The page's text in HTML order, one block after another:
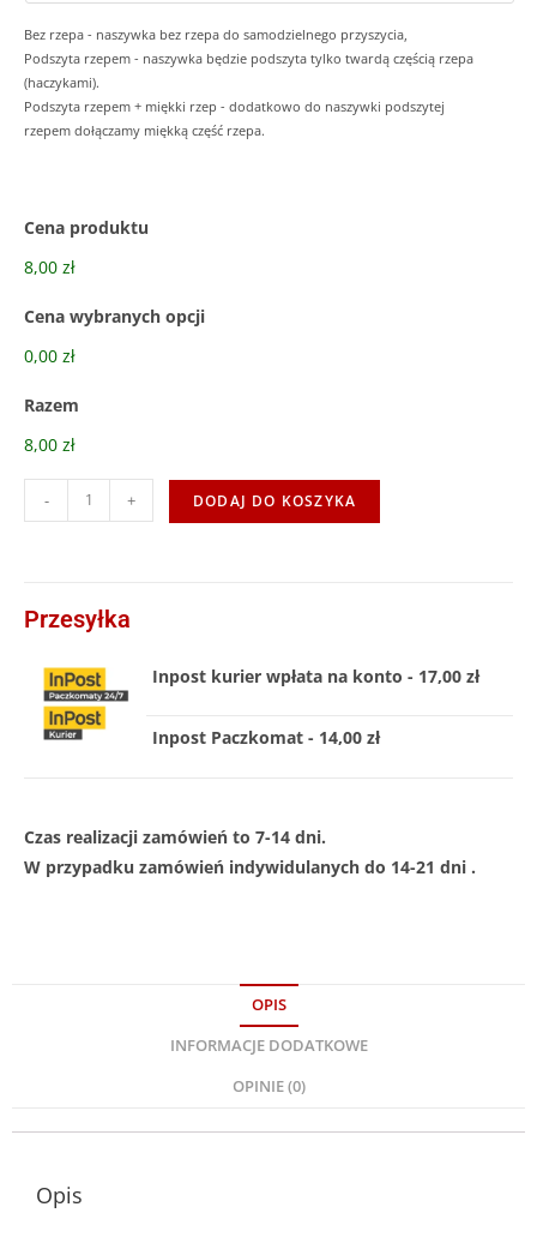
Bez rzepa - naszywka bez rzepa do samodzielnego przyszycia,
Podszyta rzepem - naszywka będzie podszyta tylko twardą częścią rzepa
(haczykami).
Podszyta rzepem + miękki rzep - dodatkowo do naszywki podszytej
rzepem dołączamy miękką część rzepa.
Cena produktu
8,00 zł
Cena wybranych opcji
0,00 zł
Razem
8,00 zł
- + DODAJ DO KOSZYKA
Przesyłka
Inpost kurier wpłata na konto - 17,00 zł
Inpost Paczkomat - 14,00 zł
Czas realizacji zamówień to 7-14 dni.
W przypadku zamówień indywidulanych do 14-21 dni .
OPIS
INFORMACJE DODATKOWE
OPINIE (0)
Opis